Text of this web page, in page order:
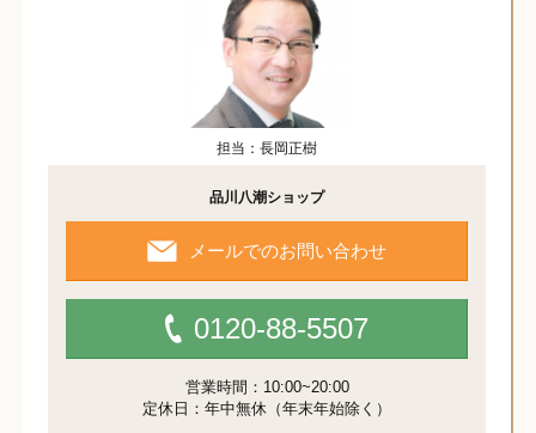
担当：長岡正樹
品川八潮ショップ
メールでのお問い合わせ
0120-88-5507
営業時間：10:00~20:00
定休日：年中無休（年末年始除く）